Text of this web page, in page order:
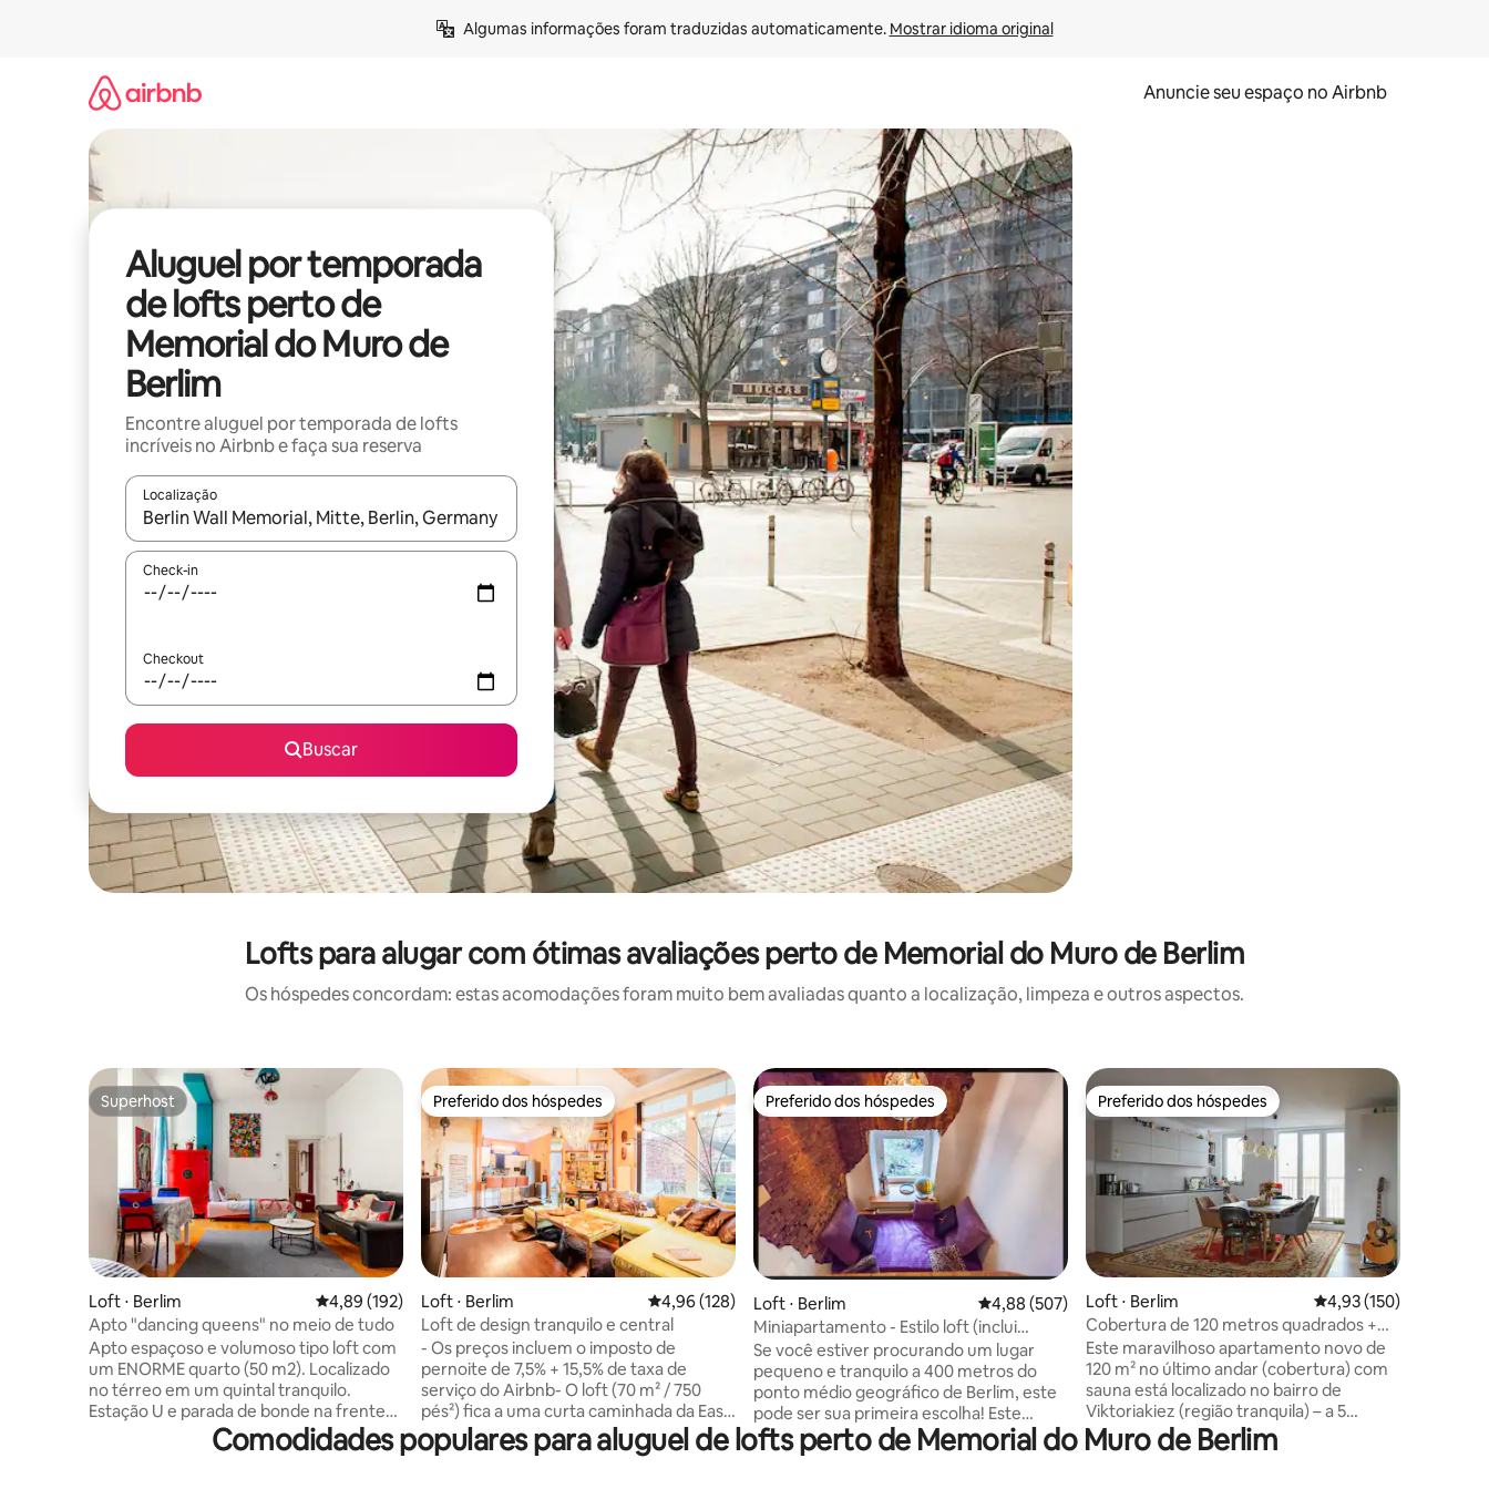
Algumas informações foram traduzidas automaticamente. Mostrar idioma original
Anuncie seu espaço no Airbnb
Aluguel por temporada
de lofts perto de
Memorial do Muro de
Berlim
Encontre aluguel por temporada de lofts
incríveis no Airbnb e faça sua reserva
Localização
Quando os resultados estiverem disponíveis, explore-os usando as seta para cima e para baixo do teclado ou tocando e deslizando o dedo na tela.
Check-in
Checkout
Buscar
Lofts para alugar com ótimas avaliações perto de Memorial do Muro de Berlim
Os hóspedes concordam: estas acomodações foram muito bem avaliadas quanto a localização, limpeza e outros aspectos.
Superhost
Superhost
Loft ⋅ Berlim 4,89 de uma avaliação média de 5, 192 avaliações
4,89 (192)
Apto "dancing queens" no meio de tudo
Apto espaçoso e volumoso tipo loft com
um ENORME quarto (50 m2). Localizado
no térreo em um quintal tranquilo.
Estação U e parada de bonde na frente
da casa. Ideal para uma estadia CURTA
de até 3 pessoas. PONTOS POSITIVOS:
Preferido dos hóspedes
Preferido dos hóspedes
Loft ⋅ Berlim 4,96 de uma avaliação média de 5, 128 avaliações
4,96 (128)
Loft de design tranquilo e central
- Os preços incluem o imposto de
pernoite de 7,5% + 15,5% de taxa de
serviço do Airbnb- O loft (70 m² / 750
pés²) fica a uma curta caminhada da East
Side Gallery, do Badeschiff, da
Oberbaumbrücke, da Mercedes-Benz
Preferido dos hóspedes
Preferido dos hóspedes
Loft ⋅ Berlim 4,88 de uma avaliação média de 5, 507 avaliações
4,88 (507)
Miniapartamento - Estilo loft (inclui
bicicletas)
Se você estiver procurando um lugar
pequeno e tranquilo a 400 metros do
ponto médio geográfico de Berlim, este
pode ser sua primeira escolha! Este
apartamento de um quarto oferece 14
metros quadrados em estilo loft
Preferido dos hóspedes
Preferido dos hóspedes
Loft ⋅ Berlim 4,93 de uma avaliação
4,93 (150)
Cobertura de 120 metros quadrados +
sauna + lareira
Este maravilhoso apartamento novo de
120 m² no último andar (cobertura) com
sauna está localizado no bairro de
Viktoriakiez (região tranquila) – a 5
minutos a pé da estação de S-Bahn
Nöldnerplatz e a 10 minutos a pé de
Comodidades populares para aluguel de lofts perto de Memorial do Muro de Berlim